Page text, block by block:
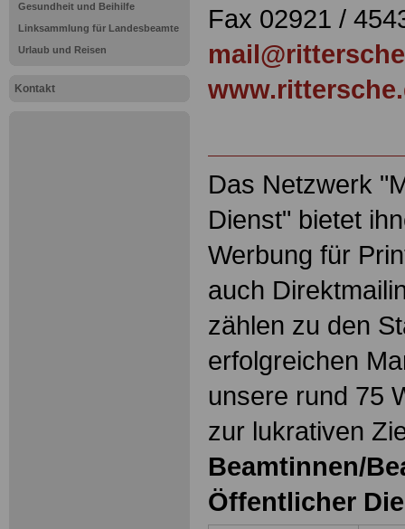
Gesundheit und Beihilfe
Linksammlung für Landesbeamte
Urlaub und Reisen
Kontakt
Fax 02921 /
Das Netzwerk
Dienst" bietet
Werbung für
auch
zählen zu den
erfolgreichen
unsere rund 75
zur lukrativen
Beamtinnen/
Öffentlicher